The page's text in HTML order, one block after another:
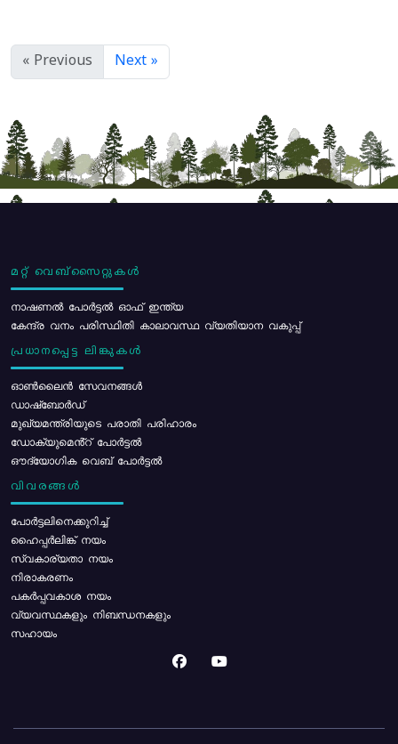
« Previous Next »
മറ്റ് വെബ്സൈറ്റുകൾ
നാഷണൽ പോർട്ടൽ ഓഫ് ഇന്ത്യ
കേന്ദ്ര വനം പരിസ്ഥിതി കാലാവസ്ഥ വ്യതിയാന വകുപ്പ്
പ്രധാനപ്പെട്ട ലിങ്കുകൾ
ഓൺലൈൻ സേവനങ്ങൾ
ഡാഷ്ബോർഡ്
മുഖ്യമന്ത്രിയുടെ പരാതി പരിഹാരം
ഡോക്യുമെൻ്റ് പോർട്ടൽ
ഔദ്യോഗിക വെബ് പോർട്ടൽ
വിവരങ്ങൾ
പോര്‍ട്ടലിനെക്കുറിച്ച്
ഹൈപ്പർലിങ്ക് നയം
സ്വകാര്യതാ നയം
നിരാകരണം
പകർപ്പവകാശ നയം
വ്യവസ്ഥകളും നിബന്ധനകളും
സഹായം